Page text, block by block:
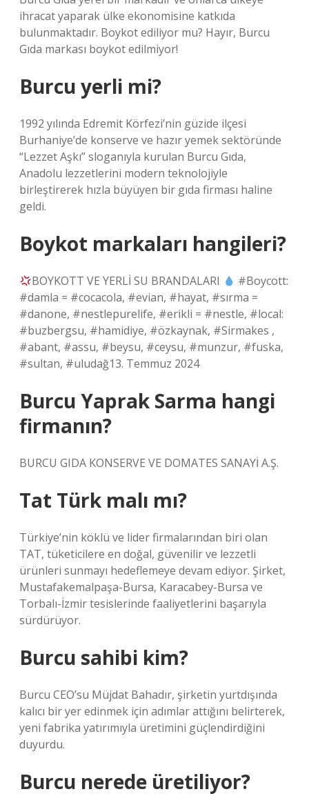
ihracat yaparak ülke ekonomisine katkıda
bulunmaktadır. Boykot ediliyor mu? Hayır, Burcu
Gıda markası boykot edilmiyor!
Burcu yerli mi?
1992 yılında Edremit Körfezi’nin güzide ilçesi
Burhaniye’de konserve ve hazır yemek sektöründe
“Lezzet Aşkı” sloganıyla kurulan Burcu Gıda,
Anadolu lezzetlerini modern teknolojiyle
birleştirerek hızla büyüyen bir gıda firması haline
geldi.
Boykot markaları hangileri?
BOYKOTT VE YERLİ SU BRANDALARI
#Boycott:
#damla = #cocacola, #evian, #hayat, #sırma =
#danone, #nestlepurelife, #erikli = #nestle, #local:
#buzbergsu, #hamidiye, #özkaynak, #Sirmakes ,
#abant, #assu, #beysu, #ceysu, #munzur, #fuska,
#sultan, #uludağ13. Temmuz 2024
Burcu Yaprak Sarma hangi
firmanın?
BURCU GIDA KONSERVE VE DOMATES SANAYİ A.Ş.
Tat Türk malı mı?
Türkiye’nin köklü ve lider firmalarından biri olan
TAT, tüketicilere en doğal, güvenilir ve lezzetli
ürünleri sunmayı hedeflemeye devam ediyor. Şirket,
Mustafakemalpaşa-Bursa, Karacabey-Bursa ve
Torbalı-İzmir tesislerinde faaliyetlerini başarıyla
sürdürüyor.
Burcu sahibi kim?
Burcu CEO’su Müjdat Bahadır, şirketin yurtdışında
kalıcı bir yer edinmek için adımlar attığını belirterek,
yeni fabrika yatırımıyla üretimini güçlendirdiğini
duyurdu.
Burcu nerede üretiliyor?